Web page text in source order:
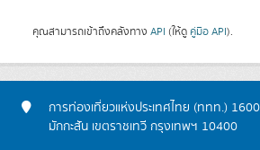
คุณสามารถเข้าถึงคลังทาง API (ให้ดู คู่มือ API).
การท่องเที่ยวแห่งประเทศไทย (ททท.)
มักกะสัน เขตราชเทวี กรุงเทพฯ 10400